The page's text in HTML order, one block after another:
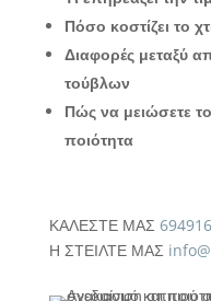
Πόσο κοστίζει το
Διαφορές μεταξύ
τούβλων
Πώς να μειώσετε
ποιότητα
ΚΑΛΕΣΤΕ ΜΑΣ
Η ΣΤΕΙΛΤΕ ΜΑΣ